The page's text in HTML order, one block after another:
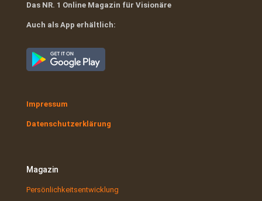
Das NR. 1 Online Magazin für Visionäre
Auch als App erhältlich:
Impressum
Datenschutzerklärung
Magazin
Persönlichkeitsentwicklung